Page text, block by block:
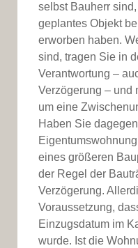
selbst Bauherr
geplantes Objekt
erworben haben.
sind, tragen Sie in
Verantwortung –
Verzögerung – und
um eine
Haben Sie
eines größeren
der Regel der
Verzögerung.
Voraussetzung,
Einzugsdatum im
wurde. Ist die